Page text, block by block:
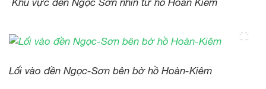
Lối vào đền Ngọc-Sơn bên bờ hồ Hoàn-Kiêm